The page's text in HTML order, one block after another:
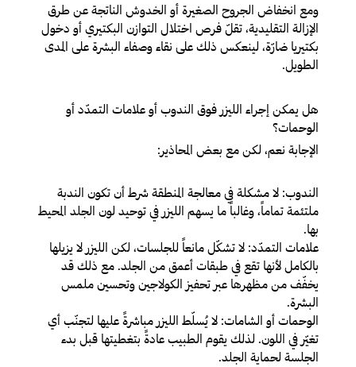
ومع انخفاض الجروح الصغيرة أو الخدوش الناتجة عن طرق
الإزالة التقليدية، تقلّ فرص اختلال التوازن البكتيري أو دخول
بكتيريا ضارّة، لينعكس ذلك على نقاء وصفاء البشرة على المدى
الطويل.
هل يمكن إجراء الليزر فوق الندوب أو علامات التمدّد أو
الوحمات؟
الإجابة نعم، لكن مع بعض المحاذير:
الندوب: لا مشكلة في معالجة المنطقة شرط أن تكون الندبة
ملتئمة تماماً، وغالباً ما يسهم الليزر في توحيد لون الجلد المحيط
بها.
علامات التمدّد: لا تشكّل مانعاً للجلسات، لكن الليزر لا يزيلها
بالكامل لأنها تقع في طبقات أعمق من الجلد. مع ذلك قد
يخفّف من مظهرها عبر تحفيز الكولاجين وتحسين ملمس
البشرة.
الوحمات أو الشامات: لا يُسلّط الليزر مباشرةً عليها لتجنّب أي
تغيّر في اللون. لذلك يقوم الطبيب عادةً بتغطيتها قبل بدء
الجلسة لحماية الجلد.